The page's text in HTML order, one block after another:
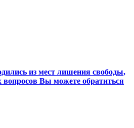
из мест лишения свободы,
Вы можете обратиться